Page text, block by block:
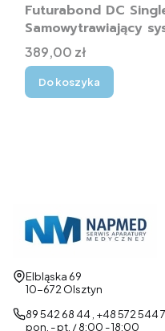
Futurabond DC
Samowytrawiający
szkliwa
Cena
389,00 zł
Do koszyka
Adres:
Elbląska 69
10-672 Olsztyn
89 542 68 44 , +48 572 544
pon. - pt. / 8:00 - 18:00